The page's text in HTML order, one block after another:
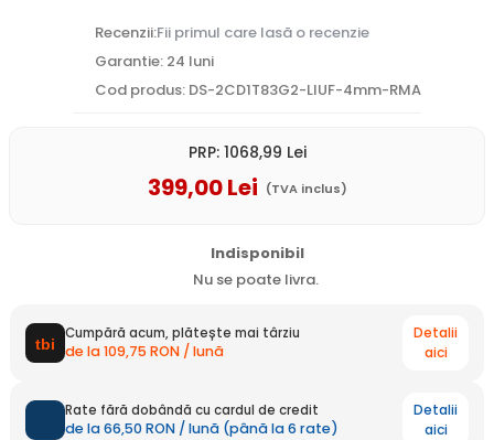
Recenzii:Fii primul care lasă o recenzie
Garantie: 24 luni
Cod produs: DS-2CD1T83G2-LIUF-4mm-RMA
PRP: 1068,99 Lei
399,00Lei (TVA inclus)
Indisponibil
Nu se poate livra.
Cumpără acum, plătește mai târziu
de la 109,75 RON / lună
Detalii
aici
Rate fără dobândă cu cardul de credit
de la 66,50 RON / lună (până la 6 rate)
Detalii
aici